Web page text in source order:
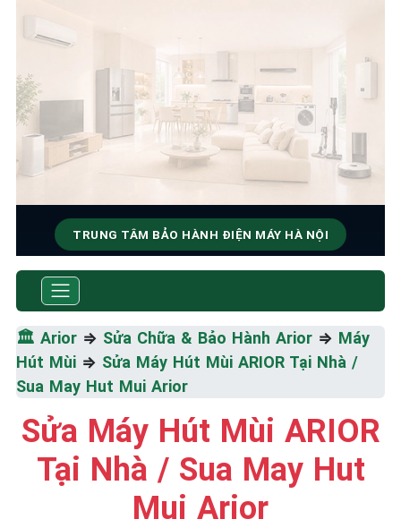
TRUNG TÂM BẢO HÀNH ĐIỆN MÁY HÀ NỘI
SỬA CHỮA & BẢO HÀNH
ARIOR
Tốc Độ Tối Đa • Chất Lượng Tối Ưu • Chi Phí Tối
Thiểu
🏛️ Arior ⇒ Sửa Chữa & Bảo Hành Arior ⇒ Máy
Hút Mùi ⇒ Sửa Máy Hút Mùi ARIOR Tại Nhà /
Sua May Hut Mui Arior
Sửa Máy Hút Mùi ARIOR
Tại Nhà / Sua May Hut
Mui Arior